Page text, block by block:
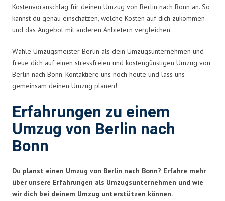
Kostenvoranschlag für deinen Umzug von Berlin nach Bonn an. So
kannst du genau einschätzen, welche Kosten auf dich zukommen
und das Angebot mit anderen Anbietern vergleichen.
Wähle Umzugsmeister Berlin als dein Umzugsunternehmen und
freue dich auf einen stressfreien und kostengünstigen Umzug von
Berlin nach Bonn. Kontaktiere uns noch heute und lass uns
gemeinsam deinen Umzug planen!
Erfahrungen zu einem
Umzug von Berlin nach
Bonn
Du planst einen Umzug von Berlin nach Bonn? Erfahre mehr
über unsere Erfahrungen als Umzugsunternehmen und wie
wir dich bei deinem Umzug unterstützen können.